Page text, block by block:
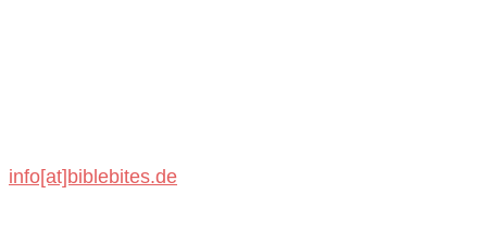
info[at]biblebites.de